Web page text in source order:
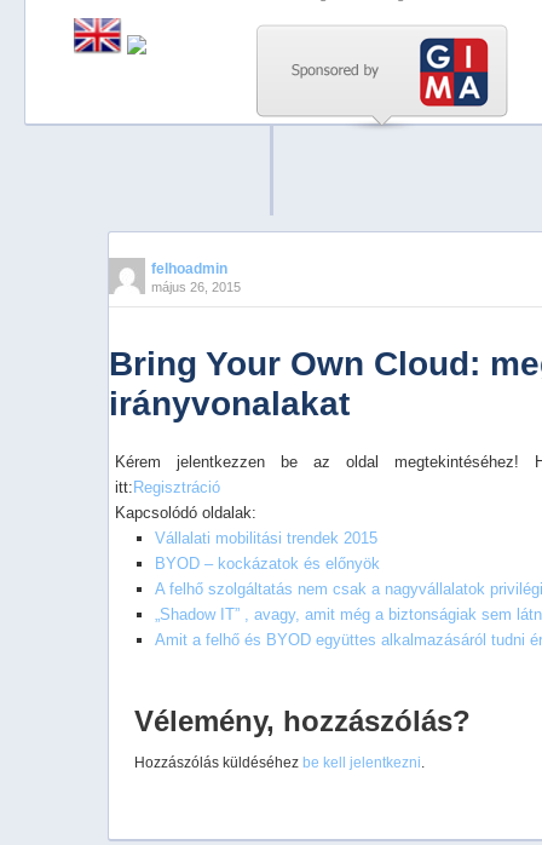
felhoadmin
május 26, 2015
Bring Your Own Cloud:
irányvonalakat
Kérem jelentkezzen be az oldal megtekintéséhez!
itt: Regisztráció
Kapcsolódó oldalak:
Vállalati mobilitási trendek 2015
BYOD – kockázatok és előnyök
A felhő szolgáltatás nem csak a nagyvállalatok
„Shadow IT” , avagy, amit még a biztonságiak sem
Amit a felhő és BYOD együttes alkalmazásáról tudni
Vélemény, hozzászólás?
Hozzászólás küldéséhez be kell jelentkezni.